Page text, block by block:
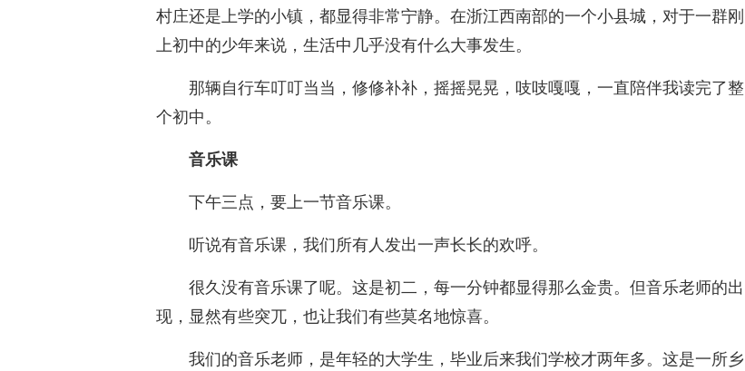
村庄还是上学的小镇，都显得非常宁静。在浙江西南部的一个小县城，对于一群刚
上初中的少年来说，生活中几乎没有什么大事发生。
那辆自行车叮叮当当，修修补补，摇摇晃晃，吱吱嘎嘎，一直陪伴我读完了整
个初中。
音乐课
下午三点，要上一节音乐课。
听说有音乐课，我们所有人发出一声长长的欢呼。
很久没有音乐课了呢。这是初二，每一分钟都显得那么金贵。但音乐老师的出
现，显然有些突兀，也让我们有些莫名地惊喜。
我们的音乐老师，是年轻的大学生，毕业后来我们学校才两年多。这是一所乡